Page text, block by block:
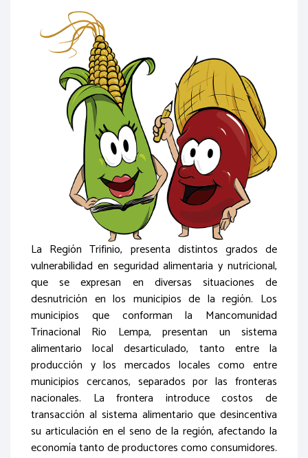
La Región Trifinio, presenta distintos grados de
vulnerabilidad en seguridad alimentaria y nutricional,
que se expresan en diversas situaciones de
desnutrición en los municipios de la región. Los
municipios que conforman la Mancomunidad
Trinacional Rio Lempa, presentan un sistema
alimentario local desarticulado, tanto entre la
producción y los mercados locales como entre
municipios cercanos, separados por las fronteras
nacionales. La frontera introduce costos de
transacción al sistema alimentario que desincentiva
su articulación en el seno de la región, afectando la
economía tanto de productores como consumidores.